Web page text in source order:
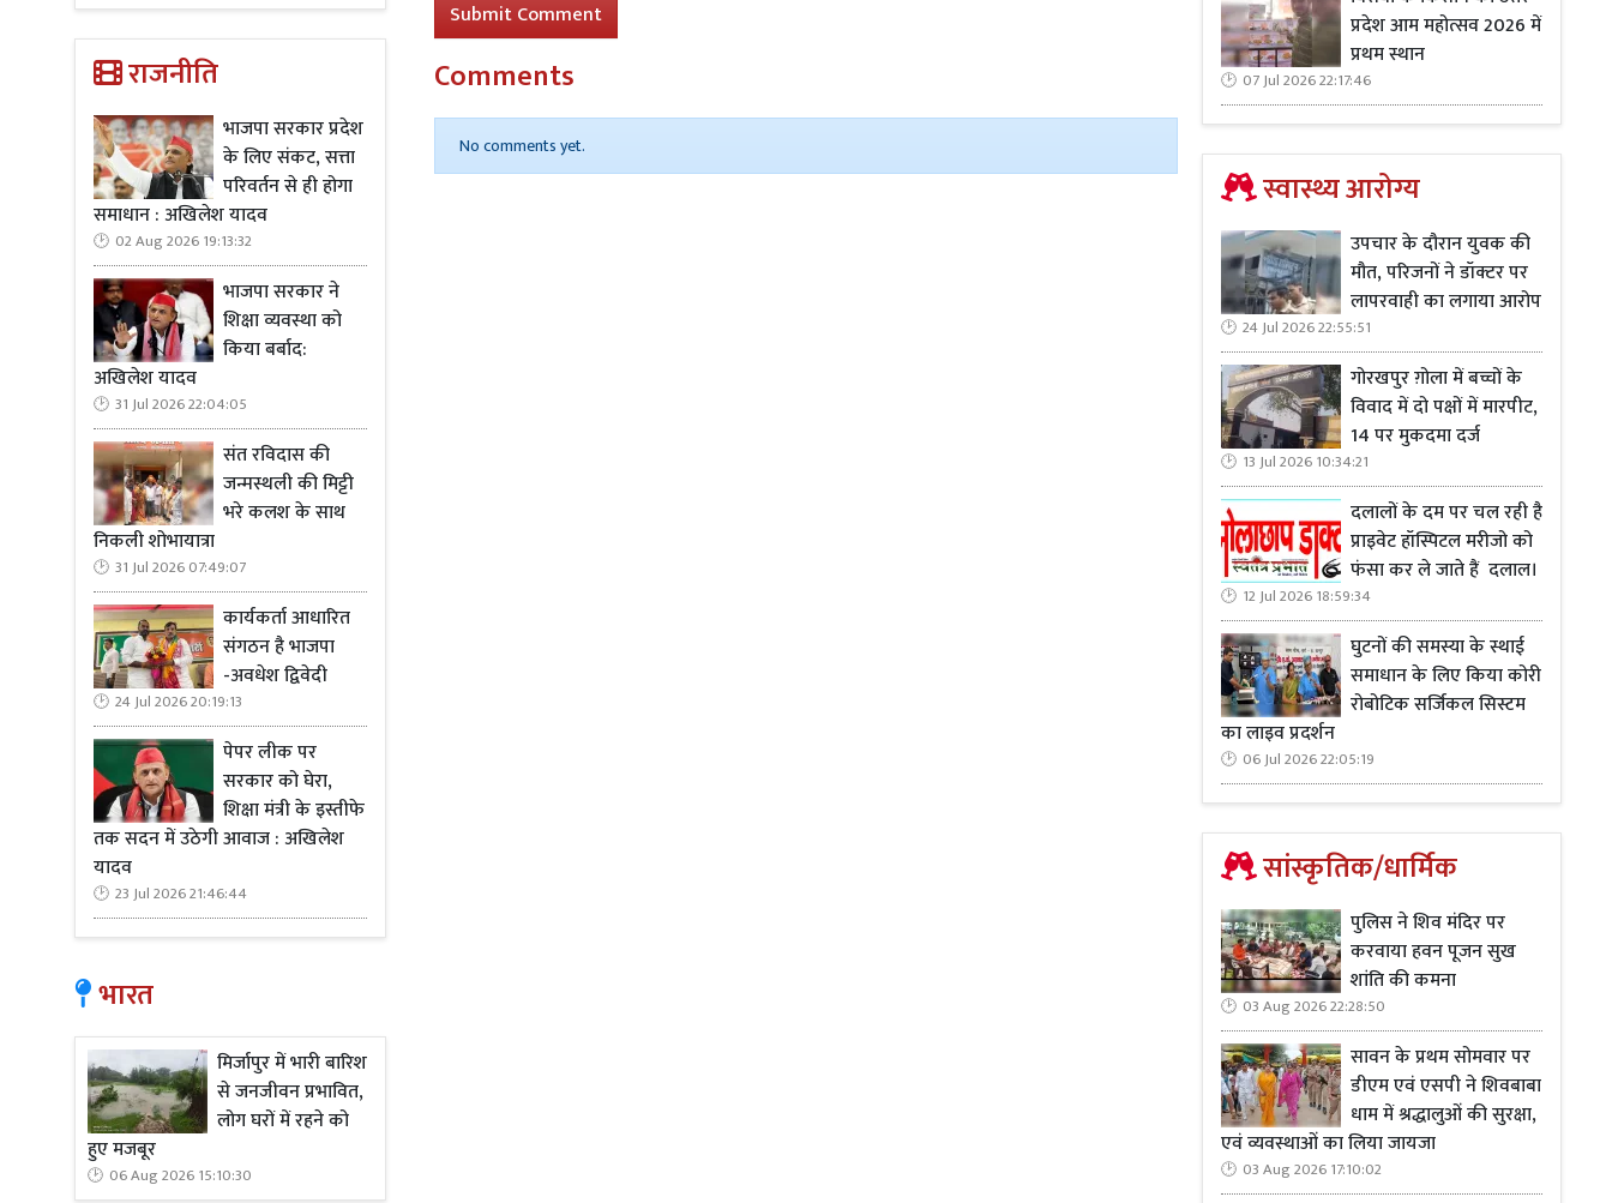
राजनीति
भाजपा सरकार प्रदेश
के लिए संकट, सत्ता
परिवर्तन से ही होगा
समाधान : अखिलेश यादव
02 Aug 2026 19:13:32
भाजपा सरकार ने
शिक्षा व्यवस्था को
किया बर्बाद:
अखिलेश यादव
31 Jul 2026 22:04:05
संत रविदास की
जन्मस्थली की मिट्टी
भरे कलश के साथ
निकली शोभायात्रा
31 Jul 2026 07:49:07
कार्यकर्ता आधारित
संगठन है भाजपा
-अवधेश द्विवेदी
24 Jul 2026 20:19:13
पेपर लीक पर
सरकार को घेरा,
शिक्षा मंत्री के इस्तीफे
तक सदन में उठेगी आवाज : अखिलेश
यादव
23 Jul 2026 21:46:44
भारत
मिर्जापुर में भारी बारिश
से जनजीवन प्रभावित,
लोग घरों में रहने को
हुए मजबूर
06 Aug 2026 15:10:30
Read Moreस्कूल जा रही इंटर की छात्रा को हाईवे पर बाइक ने उछाला
Submit Comment
Comments
No comments yet.
प्रदेश आम महोत्सव 2026 में
प्रथम स्थान
07 Jul 2026 22:17:46
स्वास्थ्य आरोग्य
उपचार के दौरान युवक की
मौत, परिजनों ने डॉक्टर पर
लापरवाही का लगाया आरोप
24 Jul 2026 22:55:51
गोरखपुर ग़ोला में बच्चों के
विवाद में दो पक्षों में मारपीट,
14 पर मुकदमा दर्ज
13 Jul 2026 10:34:21
दलालों के दम पर चल रही है
प्राइवेट हॉस्पिटल मरीजो को
फंसा कर ले जाते हैं दलाल।
12 Jul 2026 18:59:34
घुटनों की समस्या के स्थाई
समाधान के लिए किया कोरी
रोबोटिक सर्जिकल सिस्टम
का लाइव प्रदर्शन
06 Jul 2026 22:05:19
सांस्कृतिक/धार्मिक
पुलिस ने शिव मंदिर पर
करवाया हवन पूजन सुख
शांति की कमना
03 Aug 2026 22:28:50
सावन के प्रथम सोमवार पर
डीएम एवं एसपी ने शिवबाबा
धाम में श्रद्धालुओं की सुरक्षा,
एवं व्यवस्थाओं का लिया जायजा
03 Aug 2026 17:10:02